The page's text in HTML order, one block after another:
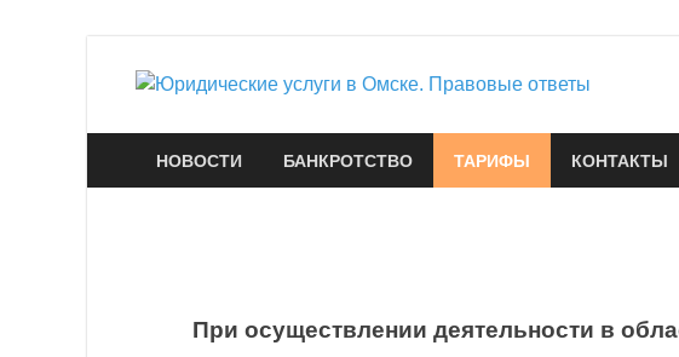
НОВОСТИ БАНКРОТСТВО ТАРИФЫ КОНТАКТЫ
При осуществлении деятельности в